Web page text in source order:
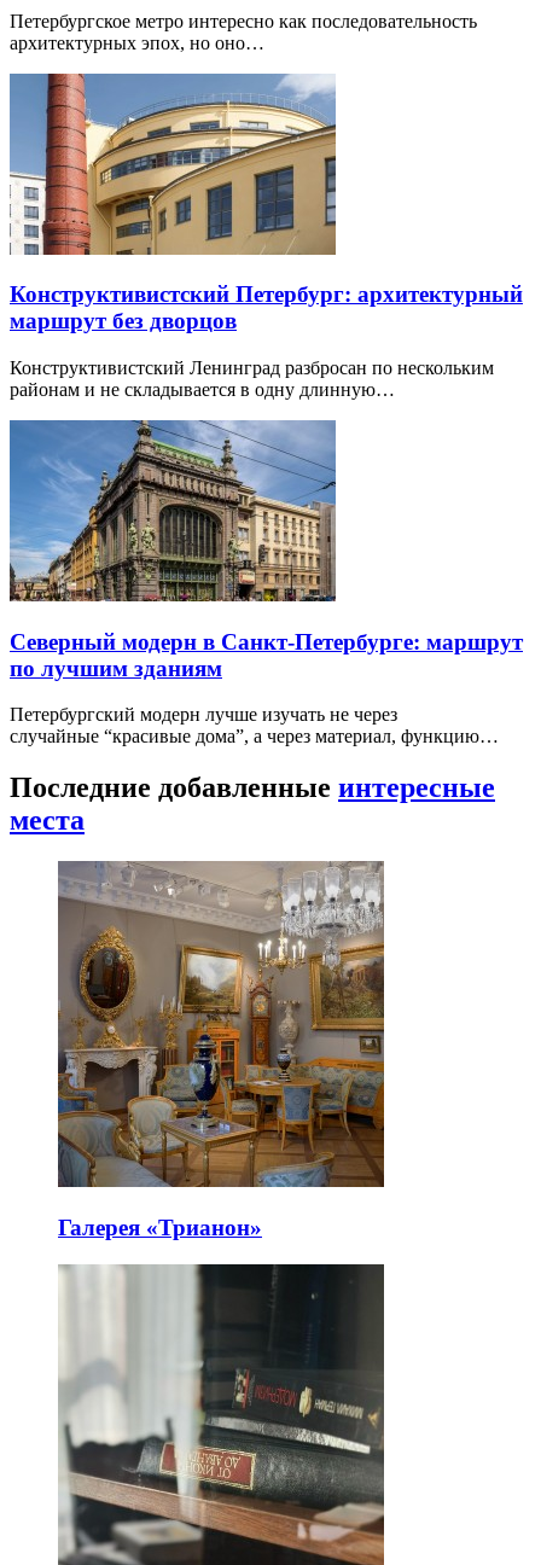
Петербургское метро интересно как последовательность
архитектурных эпох, но оно…
Конструктивистский Петербург: архитектурный
маршрут без дворцов
Конструктивистский Ленинград разбросан по нескольким
районам и не складывается в одну длинную…
Северный модерн в Санкт-Петербурге: маршрут
по лучшим зданиям
Петербургский модерн лучше изучать не через
случайные “красивые дома”, а через материал, функцию…
Последние добавленные интересные
места
Галерея «Трианон»